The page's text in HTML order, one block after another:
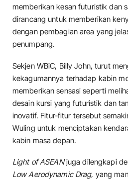
memberikan kesan futuristik dan
dirancang untuk memberikan
dengan pembagian area yang
penumpang.
Sekjen WBiC, Billy John, turut
kekagumannya terhadap kabin
memberikan sensasi seperti
desain kursi yang futuristik dan
inovatif. Fitur-fitur tersebut
Wuling untuk menciptakan
kabin masa depan.
Light of ASEANjuga dilengkapi
Low Aerodynamic Drag, yang